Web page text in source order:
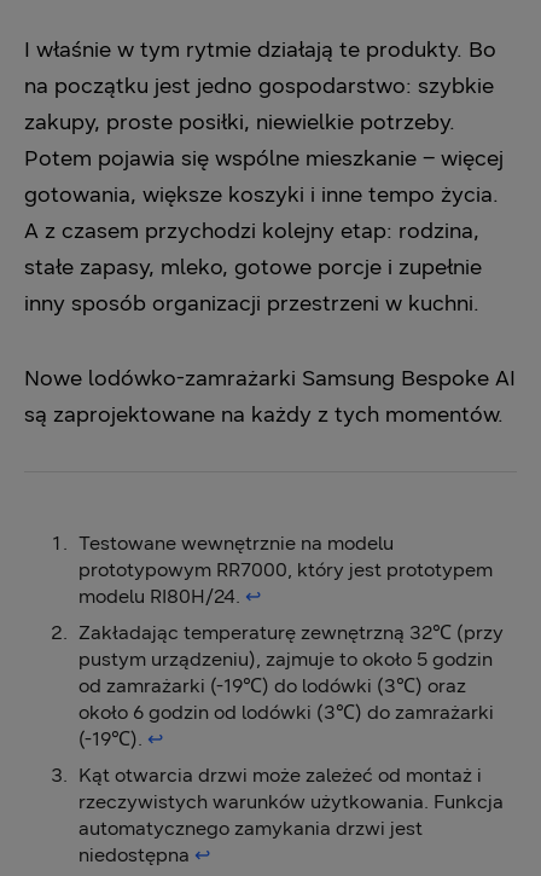
I właśnie w tym rytmie działają te produkty. Bo
na początku jest jedno gospodarstwo: szybkie
zakupy, proste posiłki, niewielkie potrzeby.
Potem pojawia się wspólne mieszkanie – więcej
gotowania, większe koszyki i inne tempo życia.
A z czasem przychodzi kolejny etap: rodzina,
stałe zapasy, mleko, gotowe porcje i zupełnie
inny sposób organizacji przestrzeni w kuchni.
Nowe lodówko-zamrażarki Samsung Bespoke AI
są zaprojektowane na każdy z tych momentów.
Testowane wewnętrznie na modelu
prototypowym RR7000, który jest prototypem
modelu RI80H/24. ↩︎
Zakładając temperaturę zewnętrzną 32℃ (przy
pustym urządzeniu), zajmuje to około 5 godzin
od zamrażarki (-19℃) do lodówki (3℃) oraz
około 6 godzin od lodówki (3℃) do zamrażarki
(-19℃). ↩︎
Kąt otwarcia drzwi może zależeć od montaż i
rzeczywistych warunków użytkowania. Funkcja
automatycznego zamykania drzwi jest
niedostępna ↩︎